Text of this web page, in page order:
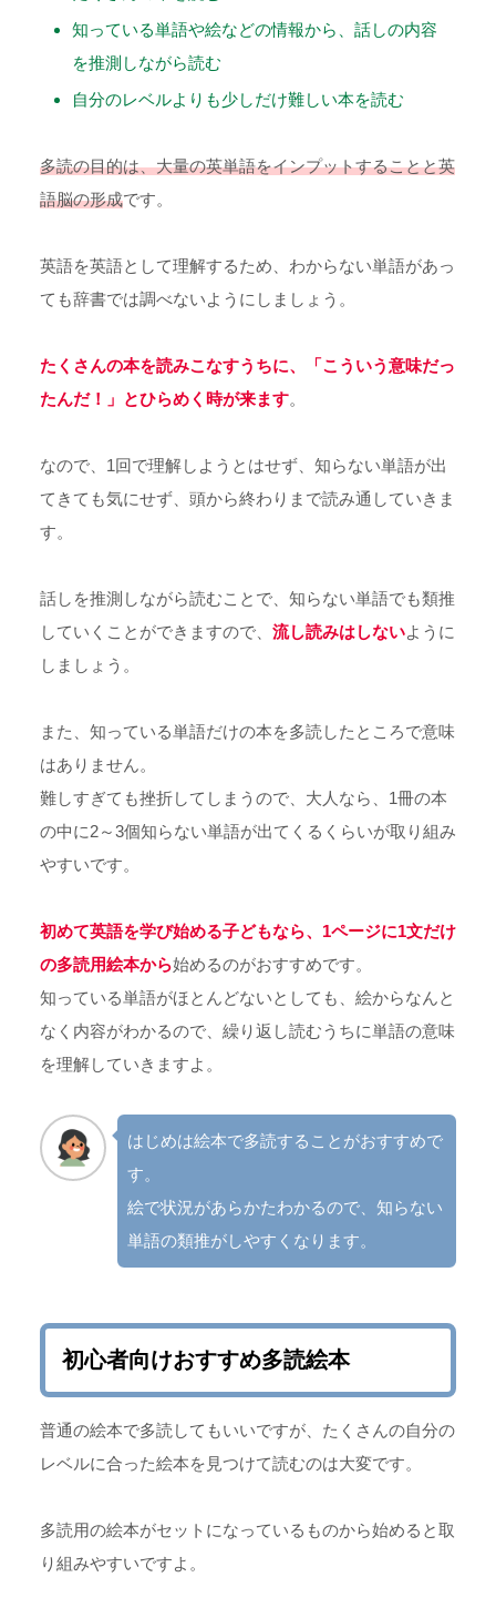
知っている単語や絵などの情報から、話しの内容
を推測しながら読む
自分のレベルよりも少しだけ難しい本を読む
多読の目的は、大量の英単語をインプットすることと英
語脳の形成です。
英語を英語として理解するため、わからない単語があっ
ても辞書では調べないようにしましょう。
たくさんの本を読みこなすうちに、「こういう意味だっ
たんだ！」とひらめく時が来ます。
なので、1回で理解しようとはせず、知らない単語が出
てきても気にせず、頭から終わりまで読み通していきま
す。
話しを推測しながら読むことで、知らない単語でも類推
していくことができますので、 流し読みはしないように
しましょう。
また、知っている単語だけの本を多読したところで意味
はありません。
難しすぎても挫折してしまうので、大人なら、1冊の本
の中に2～3個知らない単語が出てくるくらいが取り組み
やすいです。
初めて英語を学び始める子どもなら、1ページに1文だけ
の多読用絵本から始めるのがおすすめです。
知っている単語がほとんどないとしても、絵からなんと
なく内容がわかるので、繰り返し読むうちに単語の意味
を理解していきますよ。
はじめは絵本で多読することがおすすめで
す。
絵で状況があらかたわかるので、知らない
単語の類推がしやすくなります。
初心者向けおすすめ多読絵本
普通の絵本で多読してもいいですが、たくさんの自分の
レベルに合った絵本を見つけて読むのは大変です。
多読用の絵本がセットになっているものから始めると取
り組みやすいですよ。